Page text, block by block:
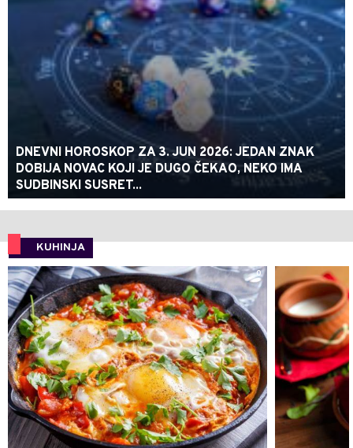
DNEVNI HOROSKOP ZA 3. JUN 2026: JEDAN ZNAK
DOBIJA NOVAC KOJI JE DUGO ČEKAO, NEKO IMA
SUDBINSKI SUSRET...
KUHINJA
0